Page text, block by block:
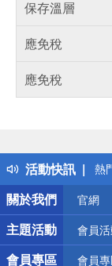
保存溫層
應免稅
應免稅
活動快訊
得
熱
銀
偏
詐
關於我們
官網
主題活動 會員
會員專區 會員